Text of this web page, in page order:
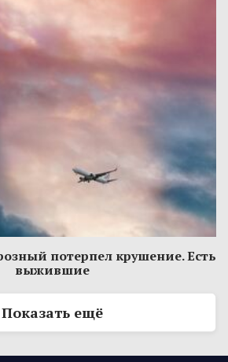
потерпел крушение. Есть
выжившие
Показать ещё